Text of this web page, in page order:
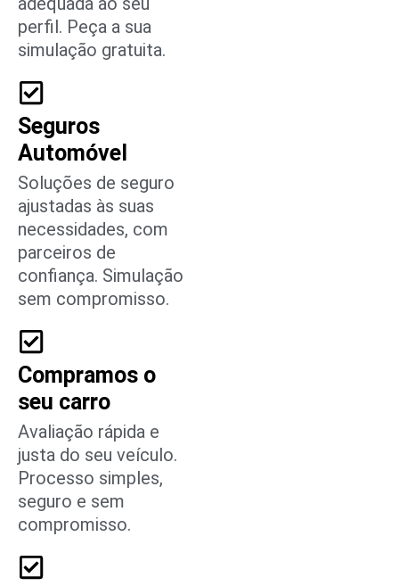
perfil. Peça a sua
simulação gratuita.
Seguros
Automóvel
Soluções de seguro
ajustadas às suas
necessidades, com
parceiros de
confiança. Simulação
sem compromisso.
Compramos o
seu carro
Avaliação rápida e
justa do seu veículo.
Processo simples,
seguro e sem
compromisso.